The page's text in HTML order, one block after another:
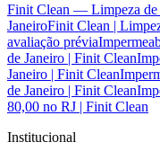
Finit Clean — Limpeza de
JaneiroFinit Clean |
avaliação prévia
de Janeiro | Finit Clean
Janeiro | Finit Clean
de Janeiro | Finit Clean
80,00 no RJ | Finit Clean
Institucional